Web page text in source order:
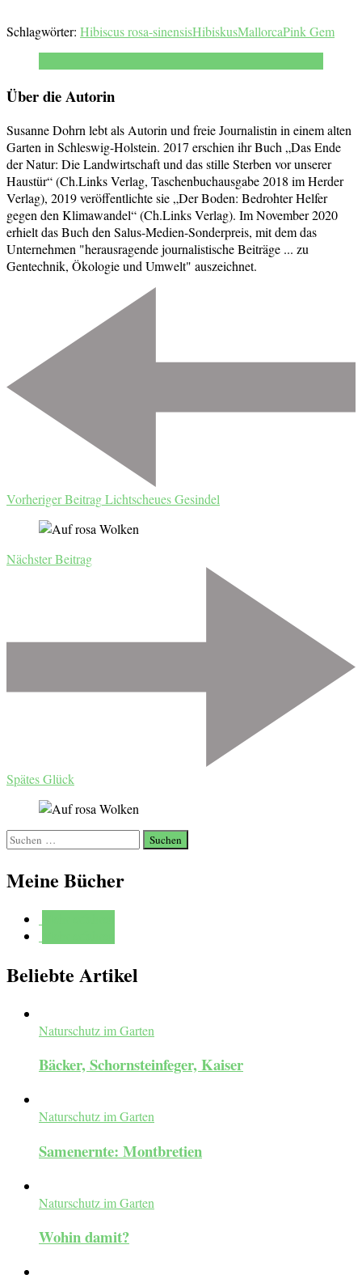
Schlagwörter: Hibiscus rosa-sinensisHibiskusMallorcaPink Gem
Über die Autorin
Susanne Dohrn lebt als Autorin und freie Journalistin in einem alten
Garten in Schleswig-Holstein. 2017 erschien ihr Buch „Das Ende
der Natur: Die Landwirtschaft und das stille Sterben vor unserer
Haustür“ (Ch.Links Verlag, Taschenbuchausgabe 2018 im Herder
Verlag), 2019 veröffentlichte sie „Der Boden: Bedrohter Helfer
gegen den Klimawandel“ (Ch.Links Verlag). Im November 2020
erhielt das Buch den Salus-Medien-Sonderpreis, mit dem das
Unternehmen "herausragende journalistische Beiträge ... zu
Gentechnik, Ökologie und Umwelt" auszeichnet.
Beitragsnavigation
Vorheriger BeitragLichtscheues Gesindel
Nächster Beitrag
Spätes Glück
Suchen
nach:
Meine Bücher
Beliebte Artikel
Naturschutz im Garten
Bäcker, Schornsteinfeger, Kaiser
Naturschutz im Garten
Samenernte: Montbretien
Naturschutz im Garten
Wohin damit?